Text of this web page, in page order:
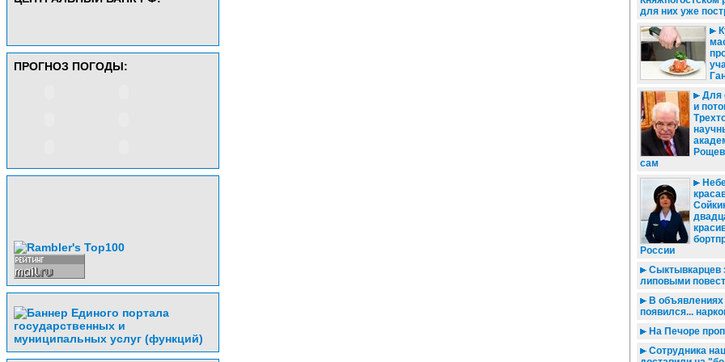
ПРОГНОЗ ПОГОДЫ:
для них уже
Для
и
сам
России
Сыктывкарцев
липовыми
В объявлениях
появился...
На Печоре
Сотрудника